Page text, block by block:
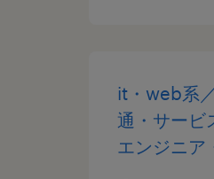
it・web系
通・サービ
エンジニア